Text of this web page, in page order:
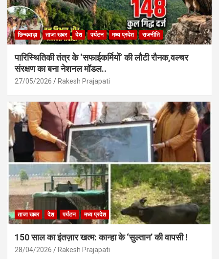
छिन्दवाड़ा ताजा खबर देश पर्यटन मध्य प्रदेश राजनीति
पारिस्थितिकी तंत्र के ‘सफाईकर्मियों’ की लौटी रौनक,वल्चर
संरक्षण का बना नेशनल मॉडल..
27/05/2026 Rakesh Prajapati
ताजा खबर देश पर्यटन मध्य प्रदेश
150 साल का इंतज़ार खत्म: कान्हा के ‘सुल्तान’ की वापसी !
28/04/2026 Rakesh Prajapati